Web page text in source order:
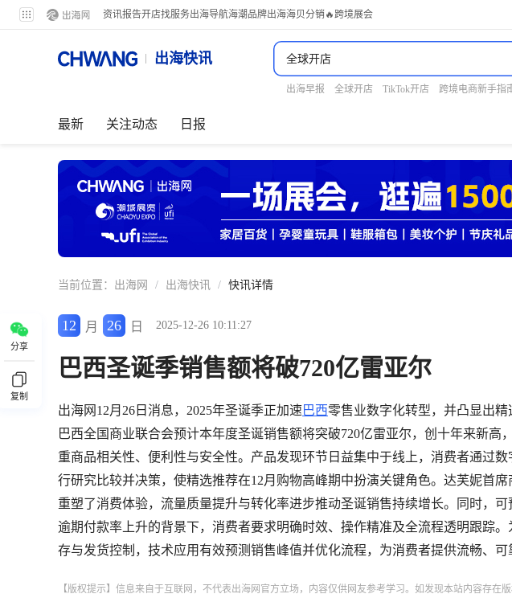
资讯报告开店找服务出海导航海潮品牌出海海贝分销 🔥跨境展会
出海快讯
出海早报 全球开店 TikTok开店 跨境电商新手指
最新 关注动态 日报
当前位置： 出海网 / 出海快讯 / 快讯详情
分享
复制
12 月 26 日 2025-12-26 10:11:27
巴西圣诞季销售额将破720亿雷亚尔
出海网12月26日消息，2025年圣诞季正加速巴西零售业数字化转型，并凸显出
巴西全国商业联合会预计本年度圣诞销售额将突破720亿雷亚尔，创十年来新高
重商品相关性、便利性与安全性。产品发现环节日益集中于线上，消费者通过
行研究比较并决策，使精选推荐在12月购物高峰期中扮演关键角色。达芙妮首
重塑了消费体验，流量质量提升与转化率进步推动圣诞销售持续增长。同时，
逾期付款率上升的背景下，消费者要求明确时效、操作精准及全流程透明跟踪
存与发货控制，技术应用有效预测销售峰值并优化流程，为消费者提供流畅、可
【版权提示】信息来自于互联网，不代表出海网官方立场，内容仅供网友参考学习。如发现本站内容存在